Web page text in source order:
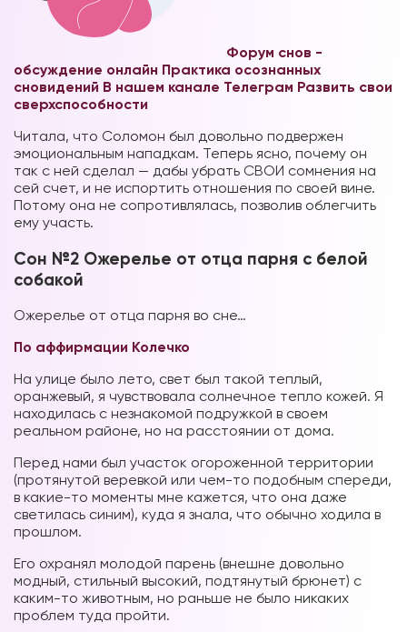
Форум снов -
обсуждение онлайн Практика осознанных
сновидений В нашем канале Телеграм Развить свои
сверхспособности
Читала, что Соломон был довольно подвержен
эмоциональным нападкам. Теперь ясно, почему он
так с ней сделал — дабы убрать СВОИ сомнения на
сей счет, и не испортить отношения по своей вине.
Потому она не сопротивлялась, позволив облегчить
ему участь.
Сон №2 Ожерелье от отца парня с белой
собакой
Ожерелье от отца парня во сне…
По аффирмации Колечко
На улице было лето, свет был такой теплый,
оранжевый, я чувствовала солнечное тепло кожей. Я
находилась с незнакомой подружкой в своем
реальном районе, но на расстоянии от дома.
Перед нами был участок огороженной территории
(протянутой веревкой или чем-то подобным спереди,
в какие-то моменты мне кажется, что она даже
светилась синим), куда я знала, что обычно ходила в
прошлом.
Его охранял молодой парень (внешне довольно
модный, стильный высокий, подтянутый брюнет) с
каким-то животным, но раньше не было никаких
проблем туда пройти.